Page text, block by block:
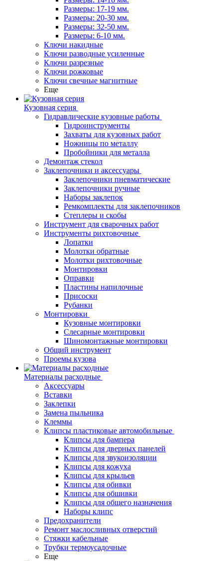
Размеры: 17-19 мм.
Размеры: 20-30 мм.
Размеры: 32-50 мм.
Размеры: 6-10 мм.
Ключи накидные
Ключи разводные усиленные
Ключи разрезные
Ключи рожковые
Ключи свечные магнитные
Еще
Кузовная серия
Гидравлические кузовные работы
Гидроинструменты
Захваты для кузовных работ
Ножницы по металлу
Пробойники для металла
Демонтаж стекол
Заклепочники и аксессуары
Заклепочники пневматические
Заклепочники ручные
Наборы заклепок
Ремкомплекты для заклепочников
Степлеры и скобы
Инструмент для сварочных работ
Инструменты рихтовочные
Лопатки
Молотки обратные
Молотки рихтовочные
Монтировки
Оправки
Пластины напилочные
Присоски
Рубанки
Монтировки
Кузовные монтировки
Слесарные монтировки
Шиномонтажные монтировки
Общий инструмент
Проемы кузова
Материалы расходные
Аксессуары
Вставки
Заклепки
Замена пыльника
Клеммы
Клипсы пластиковые автомобильные
Клипсы для бампера
Клипсы для дверных панелей
Клипсы для звукоизоляции
Клипсы для кожуха
Клипсы для крыльев
Клипсы для обивки
Клипсы для обшивки
Клипсы для общего назначения
Наборы клипс
Предохранители
Ремонт маслосливных отверстий
Стяжки кабельные
Трубки термоусадочные
Еще